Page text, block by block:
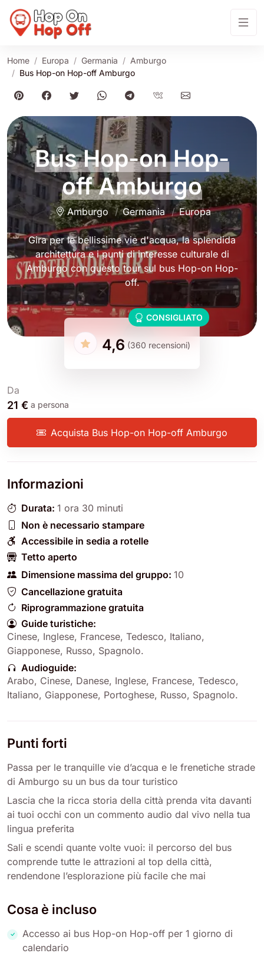
Home Europa Germania
Amburgo
Bus Hop-on Hop-off Amburgo
Bus Hop-on Hop-
off Amburgo
Amburgo Germania Europa
Gira per le bellissime vie d'acqua, la splendida
architettura e i punti di interesse culturale di
Amburgo con questo tour sul bus Hop-on Hop-
off.
CONSIGLIATO
4,6 (360 recensioni)
Da
21 € a persona
Acquista Bus Hop-on Hop-off Amburgo
Informazioni
Durata: 1 ora 30 minuti
Non è necessario stampare
Accessibile in sedia a rotelle
Tetto aperto
Dimensione massima del gruppo: 10
Cancellazione gratuita
Riprogrammazione gratuita
Guide turistiche:
Cinese, Inglese, Francese, Tedesco, Italiano,
Giapponese, Russo, Spagnolo.
Audioguide:
Arabo, Cinese, Danese, Inglese, Francese, Tedesco,
Italiano, Giapponese, Portoghese, Russo, Spagnolo.
Punti forti
Passa per le tranquille vie d’acqua e le frenetiche strade
di Amburgo su un bus da tour turistico
Lascia che la ricca storia della città prenda vita davanti
ai tuoi occhi con un commento audio dal vivo nella tua
lingua preferita
Sali e scendi quante volte vuoi: il percorso del bus
comprende tutte le attrazioni al top della città,
rendendone l’esplorazione più facile che mai
Cosa è incluso
Accesso ai bus Hop-on Hop-off per 1 giorno di
calendario